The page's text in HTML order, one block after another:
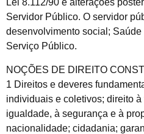
Lei 8.112/90 e alterações
Servidor Público. O servidor
desenvolvimento social;
Serviço Público.
NOÇÕES DE DIREITO
1 Direitos e deveres
individuais e coletivos; direito
igualdade, à segurança e à
nacionalidade; cidadania;